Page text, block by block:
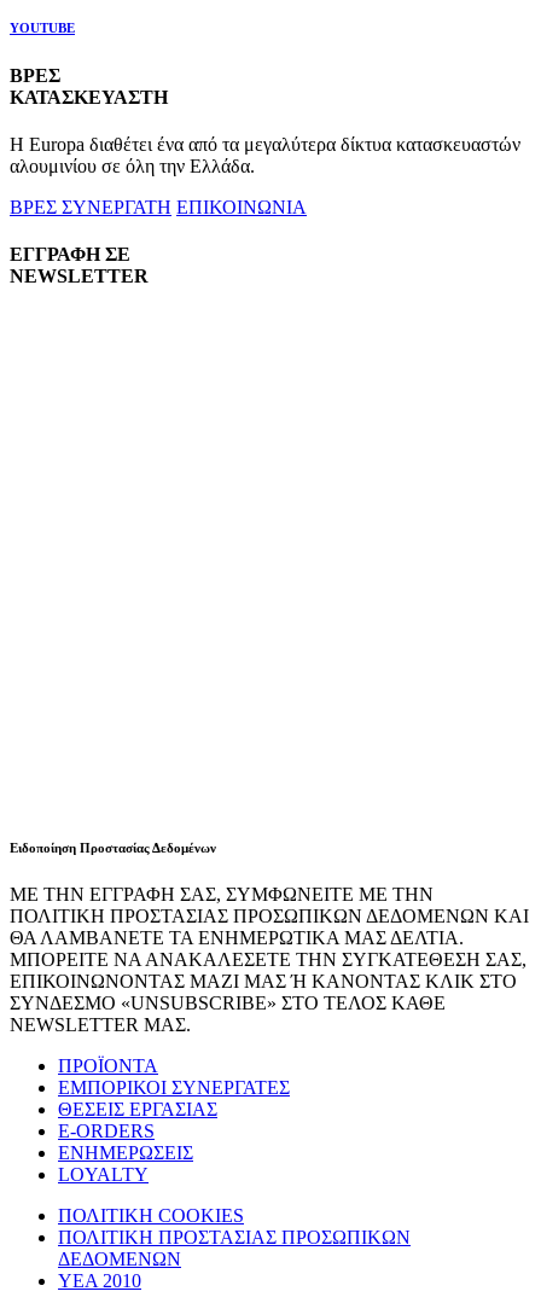
YOUTUBE
ΒΡΕΣ
ΚΑΤΑΣΚΕΥΑΣΤΗ
Η Europa διαθέτει ένα από τα μεγαλύτερα δίκτυα κατασκευαστών
αλουμινίου σε όλη την Ελλάδα.
ΒΡΕΣ ΣΥΝΕΡΓΑΤΗ ΕΠΙΚΟΙΝΩΝΙΑ
ΕΓΓΡΑΦΗ ΣΕ
NEWSLETTER
Ειδοποίηση Προστασίας Δεδομένων
ΜΕ ΤΗΝ ΕΓΓΡΑΦΗ ΣΑΣ, ΣΥΜΦΩΝΕΙΤΕ ΜΕ ΤΗΝ
ΠΟΛΙΤΙΚΗ ΠΡΟΣΤΑΣΙΑΣ ΠΡΟΣΩΠΙΚΩΝ ΔΕΔΟΜΕΝΩΝ ΚΑΙ
ΘΑ ΛΑΜΒΑΝΕΤΕ ΤΑ ΕΝΗΜΕΡΩΤΙΚΑ ΜΑΣ ΔΕΛΤΙΑ.
ΜΠΟΡΕΙΤΕ ΝΑ ΑΝΑΚΑΛΕΣΕΤΕ ΤΗΝ ΣΥΓΚΑΤΕΘΕΣΗ ΣΑΣ,
ΕΠΙΚΟΙΝΩΝΟΝΤΑΣ ΜΑΖΙ ΜΑΣ Ή ΚΑΝΟΝΤΑΣ ΚΛΙΚ ΣΤΟ
ΣΥΝΔΕΣΜΟ «UNSUBSCRIBE» ΣΤΟ ΤΕΛΟΣ ΚΑΘΕ
NEWSLETTER ΜΑΣ.
ΠΡΟΪΟΝΤΑ
ΕΜΠΟΡΙΚΟΙ ΣΥΝΕΡΓΑΤΕΣ
ΘΕΣΕΙΣ ΕΡΓΑΣΙΑΣ
E-ORDERS
ΕΝΗΜΕΡΩΣΕΙΣ
LOYALTY
ΠΟΛΙΤΙΚΗ COOKIES
ΠΟΛΙΤΙΚΗ ΠΡΟΣΤΑΣΙΑΣ ΠΡΟΣΩΠΙΚΩΝ
ΔΕΔΟΜΕΝΩΝ
ΥΕΑ 2010